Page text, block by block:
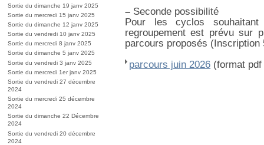
Sortie du dimanche 19 janv 2025
Sortie du mercredi 15 janv 2025
Sortie du dimanche 12 janv 2025
Sortie du vendredi 10 janv 2025
Sortie du mercredi 8 janv 2025
Sortie du dimanche 5 janv 2025
Sortie du vendredi 3 janv 2025
Sortie du mercredi 1er janv 2025
Sortie du vendredi 27 décembre
2024
Sortie du mercredi 25 décembre
2024
Sortie du dimanche 22 Décembre
2024
Sortie du vendredi 20 décembre
2024
– Seconde possibilité
Pour les cyclos
regroupement est prévu sur
parcours proposés (Inscription
parcours juin 2026 (format